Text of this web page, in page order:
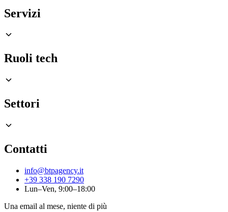
Servizi
Ruoli tech
Settori
Contatti
info@btpagency.it
+39 338 190 7290
Lun–Ven, 9:00–18:00
Una email al mese, niente di più